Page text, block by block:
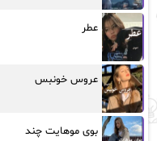
عطر
عروس خونبس
بوی موهایت چند